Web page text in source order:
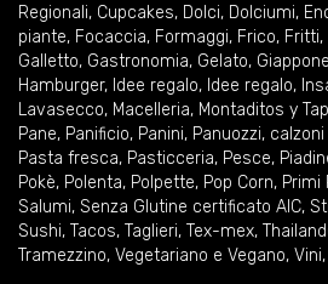
Regionali, Cupcakes, Dolci, Dolciumi,
piante, Focaccia, Formaggi, Frico, Fritti,
Galletto, Gastronomia, Gelato,
Hamburger, Idee regalo, Idee regalo,
Lavasecco, Macelleria, Montaditos y
Pane, Panificio, Panini, Panuozzi,
Pasta fresca, Pasticceria, Pesce,
Pokè, Polenta, Polpette, Pop Corn, Primi
Salumi, Senza Glutine certificato AIC,
Sushi, Tacos, Taglieri, Tex-mex,
Tramezzino, Vegetariano e Vegano, Vini,